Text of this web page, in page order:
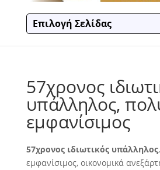
Επιλογή Σελίδας
57χρονος
υπάλληλος,
εμφανίσιμος
57χρονος ιδιωτικός υπάλληλος
εμφανίσιμος, οικονομικά